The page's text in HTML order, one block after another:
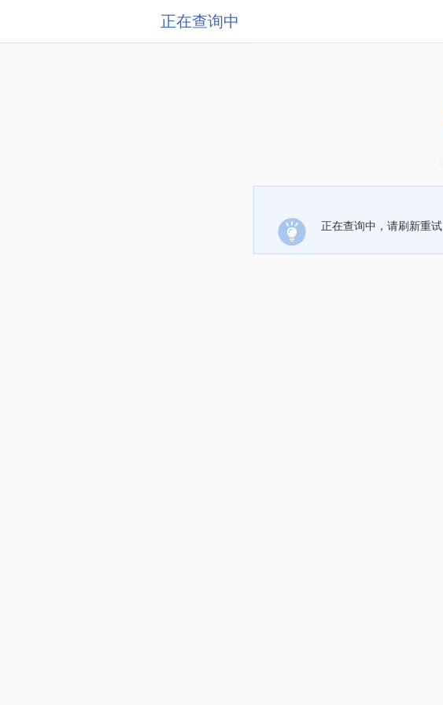
正在查询中
正在查询中，请刷新重试